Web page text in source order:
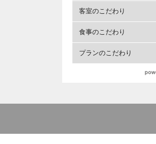
客室のこだわり
食事のこだわり
プランのこだわり